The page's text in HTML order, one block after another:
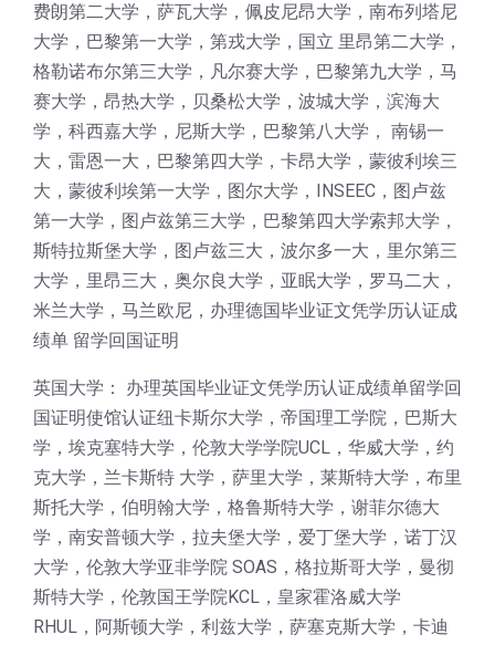
费朗第二大学，萨瓦大学，佩皮尼昂大学，南布列塔尼
大学，巴黎第一大学，第戎大学，国立 里昂第二大学，
格勒诺布尔第三大学，凡尔赛大学，巴黎第九大学，马
赛大学，昂热大学，贝桑松大学，波城大学，滨海大
学，科西嘉大学，尼斯大学，巴黎第八大学， 南锡一
大，雷恩一大，巴黎第四大学，卡昂大学，蒙彼利埃三
大，蒙彼利埃第一大学，图尔大学，INSEEC，图卢兹
第一大学，图卢兹第三大学，巴黎第四大学索邦大学，
斯特拉斯堡大学，图卢兹三大，波尔多一大，里尔第三
大学，里昂三大，奥尔良大学，亚眠大学，罗马二大，
米兰大学，马兰欧尼，办理德国毕业证文凭学历认证成
绩单 留学回国证明
英国大学： 办理英国毕业证文凭学历认证成绩单留学回
国证明使馆认证纽卡斯尔大学，帝国理工学院，巴斯大
学，埃克塞特大学，伦敦大学学院UCL，华威大学，约
克大学，兰卡斯特 大学，萨里大学，莱斯特大学，布里
斯托大学，伯明翰大学，格鲁斯特大学，谢菲尔德大
学，南安普顿大学，拉夫堡大学，爱丁堡大学，诺丁汉
大学，伦敦大学亚非学院 SOAS，格拉斯哥大学，曼彻
斯特大学，伦敦国王学院KCL，皇家霍洛威大学
RHUL，阿斯顿大学，利兹大学，萨塞克斯大学，卡迪